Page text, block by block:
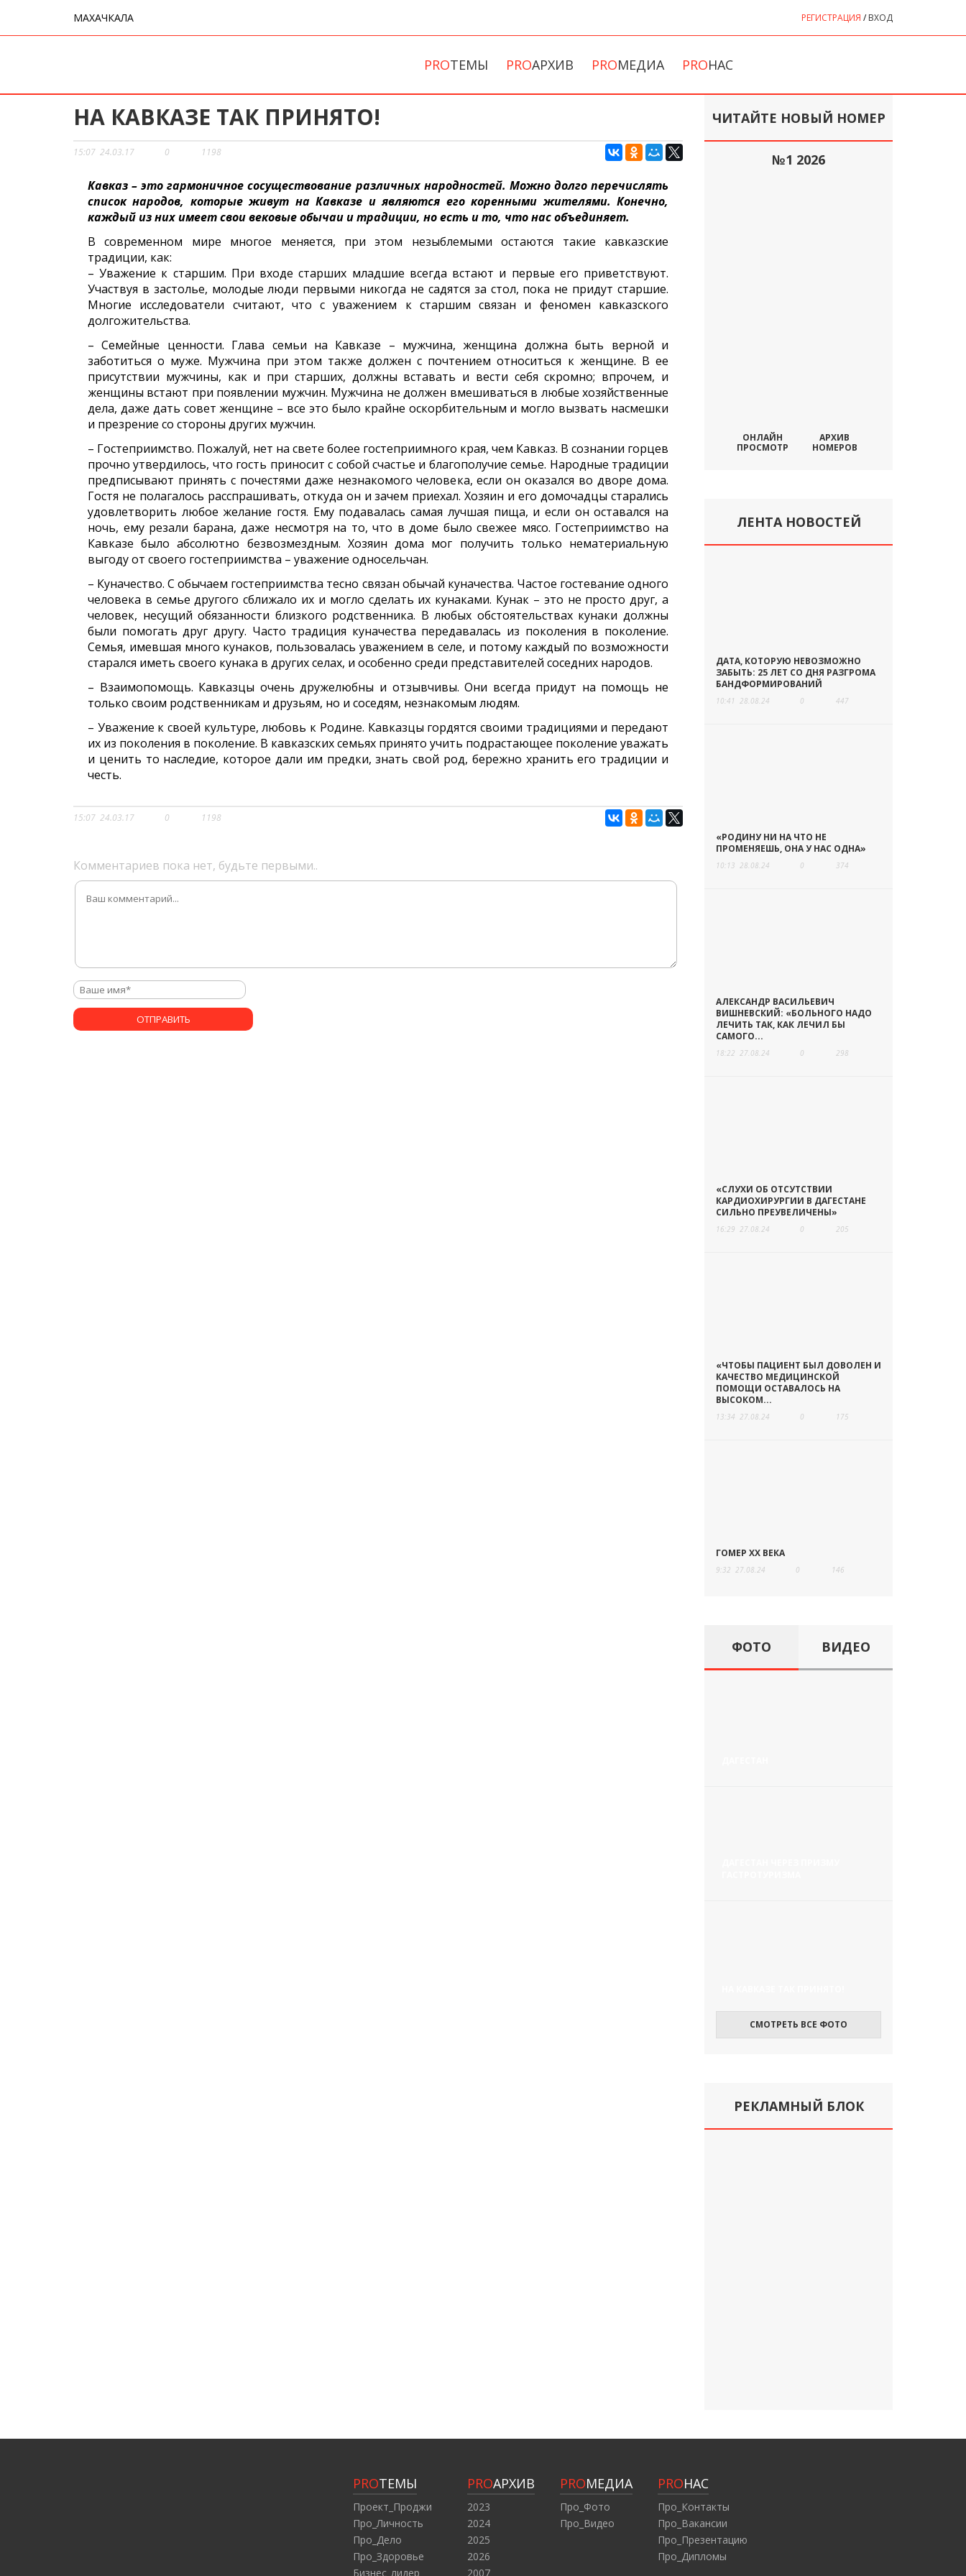
МАХАЧКАЛА РЕГИСТРАЦИЯ /ВХОД
PROТЕМЫ PROАРХИВ PROМЕДИА PROНАС
НА КАВКАЗЕ ТАК ПРИНЯТО!
15:07 24.03.17 0 1198
Кавказ – это гармоничное сосуществование различных народностей. Можно долго перечислять
список народов, которые живут на Кавказе и являются его коренными жителями. Конечно,
каждый из них имеет свои вековые обычаи и традиции, но есть и то, что нас объединяет.
В современном мире многое меняется, при этом незыблемыми остаются такие кавказские
традиции, как:
– Уважение к старшим. При входе старших младшие всегда встают и первые его приветствуют.
Участвуя в застолье, молодые люди первыми никогда не садятся за стол, пока не придут старшие.
Многие исследователи считают, что с уважением к старшим связан и феномен кавказского
долгожительства.
– Семейные ценности. Глава семьи на Кавказе – мужчина, женщина должна быть верной и
заботиться о муже. Мужчина при этом также должен с почтением относиться к женщине. В ее
присутствии мужчины, как и при старших, должны вставать и вести себя скромно; впрочем, и
женщины встают при появлении мужчин. Мужчина не должен вмешиваться в любые хозяйственные
дела, даже дать совет женщине – все это было крайне оскорбительным и могло вызвать насмешки
и презрение со стороны других мужчин.
– Гостеприимство. Пожалуй, нет на свете более гостеприимного края, чем Кавказ. В сознании горцев
прочно утвердилось, что гость приносит с собой счастье и благополучие семье. Народные традиции
предписывают принять с почестями даже незнакомого человека, если он оказался во дворе дома.
Гостя не полагалось расспрашивать, откуда он и зачем приехал. Хозяин и его домочадцы старались
удовлетворить любое желание гостя. Ему подавалась самая лучшая пища, и если он оставался на
ночь, ему резали барана, даже несмотря на то, что в доме было свежее мясо. Гостеприимство на
Кавказе было абсолютно безвозмездным. Хозяин дома мог получить только нематериальную
выгоду от своего гостеприимства – уважение односельчан.
– Куначество. С обычаем гостеприимства тесно связан обычай куначества. Частое гостевание одного
человека в семье другого сближало их и могло сделать их кунаками. Кунак – это не просто друг, а
человек, несущий обязанности близкого родственника. В любых обстоятельствах кунаки должны
были помогать друг другу. Часто традиция куначества передавалась из поколения в поколение.
Семья, имевшая много кунаков, пользовалась уважением в селе, и потому каждый по возможности
старался иметь своего кунака в других селах, и особенно среди представителей соседних народов.
– Взаимопомощь. Кавказцы очень дружелюбны и отзывчивы. Они всегда придут на помощь не
только своим родственникам и друзьям, но и соседям, незнакомым людям.
– Уважение к своей культуре, любовь к Родине. Кавказцы гордятся своими традициями и передают
их из поколения в поколение. В кавказских семьях принято учить подрастающее поколение уважать
и ценить то наследие, которое дали им предки, знать свой род, бережно хранить его традиции и
честь.
15:07 24.03.17 0 1198
Комментариев пока нет, будьте первыми..
ЧИТАЙТЕ НОВЫЙ НОМЕР
№1 2026
ОНЛАЙН
ПРОСМОТР
АРХИВ
НОМЕРОВ
ЛЕНТА НОВОСТЕЙ
ДАТА, КОТОРУЮ НЕВОЗМОЖНО
ЗАБЫТЬ: 25 ЛЕТ СО ДНЯ РАЗГРОМА
БАНДФОРМИРОВАНИЙ
10:41 28.08.24 0 447
«РОДИНУ НИ НА ЧТО НЕ
ПРОМЕНЯЕШЬ, ОНА У НАС ОДНА»
10:13 28.08.24 0 374
АЛЕКСАНДР ВАСИЛЬЕВИЧ
ВИШНЕВСКИЙ: «БОЛЬНОГО НАДО
ЛЕЧИТЬ ТАК, КАК ЛЕЧИЛ БЫ
САМОГО...
18:22 27.08.24 0 298
«СЛУХИ ОБ ОТСУТСТВИИ
КАРДИОХИРУРГИИ В ДАГЕСТАНЕ
СИЛЬНО ПРЕУВЕЛИЧЕНЫ»
16:29 27.08.24 0 205
«ЧТОБЫ ПАЦИЕНТ БЫЛ ДОВОЛЕН И
КАЧЕСТВО МЕДИЦИНСКОЙ
ПОМОЩИ ОСТАВАЛОСЬ НА
ВЫСОКОМ...
13:34 27.08.24 0 175
ГОМЕР ХХ ВЕКА
9:32 27.08.24 0 146
ФОТО ВИДЕО
СМОТРЕТЬ ВСЕ ФОТО
РЕКЛАМНЫЙ БЛОК
PROТЕМЫ
Проект_Проджи
Про_Личность
Про_Дело
Про_Здоровье
Бизнес_лидер
PROАРХИВ
2023
2024
2025
2026
2007
PROМЕДИА
Про_Фото
Про_Видео
PROНАС
Про_Контакты
Про_Вакансии
Про_Презентацию
Про_Дипломы